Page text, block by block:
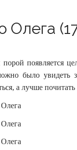
Олега
порой появляется
было увидеть
а лучше